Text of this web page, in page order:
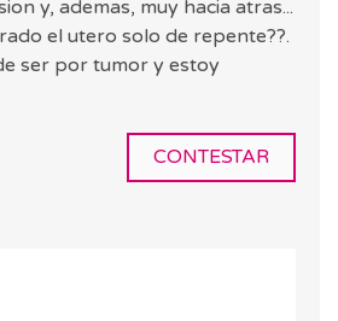
y, ademas, muy hacia atras...
el utero solo de repente??.
ser por tumor y estoy
CONTESTAR